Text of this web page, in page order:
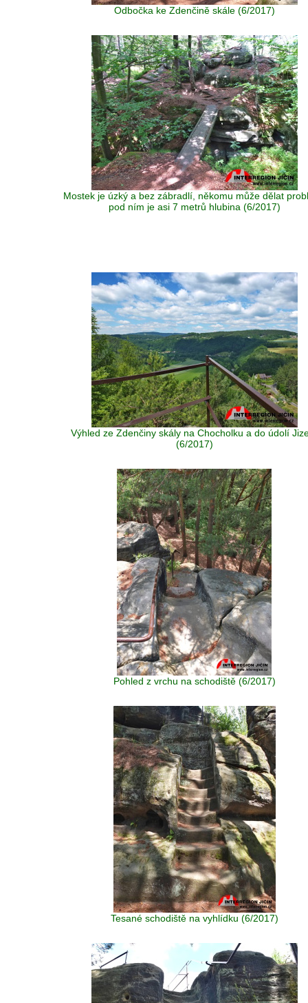
Odbočka ke Zdenčině skále (6/2017)
Mostek je úzký a bez zábradlí, někomu může dělat
pod ním je asi 7 metrů hlubina (6/2017)
Výhled ze Zdenčiny skály na Chocholku a do údolí
(6/2017)
Pohled z vrchu na schodiště (6/2017)
Tesané schodiště na vyhlídku (6/2017)